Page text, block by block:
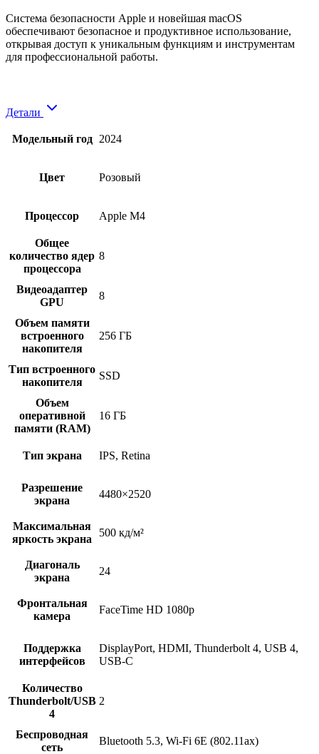
Система безопасности Apple и новейшая macOS
обеспечивают безопасное и продуктивное использование,
открывая доступ к уникальным функциям и инструментам
для профессиональной работы.
Детали
Модельный год 2024
Цвет Розовый
Процессор Apple M4
Общее
количество ядер
процессора
8
Видеоадаптер
GPU
8
Объем памяти
встроенного
накопителя
256 ГБ
Тип встроенного
накопителя
SSD
Объем
оперативной
памяти (RAM)
16 ГБ
Тип экрана IPS, Retina
Разрешение
экрана
4480×2520
Максимальная
яркость экрана
500 кд/м²
Диагональ
экрана
24
Фронтальная
камера
FaceTime HD 1080p
Поддержка
интерфейсов
DisplayPort, HDMI, Thunderbolt 4, USB 4,
USB-C
Количество
Thunderbolt/USB
4
2
Беспроводная
сеть
Bluetooth 5.3, Wi-Fi 6E (802.11ax)